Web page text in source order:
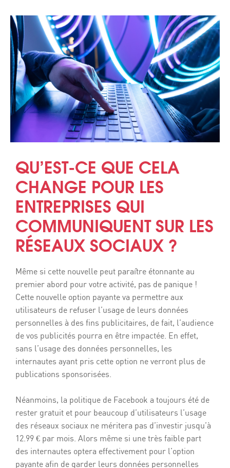
QU’EST-CE QUE CELA
CHANGE POUR LES
ENTREPRISES QUI
COMMUNIQUENT SUR LES
RÉSEAUX SOCIAUX ?
Même si cette nouvelle peut paraître étonnante au
premier abord pour votre activité, pas de panique !
Cette nouvelle option payante va permettre aux
utilisateurs de refuser l’usage de leurs données
personnelles à des fins publicitaires, de fait, l’audience
de vos publicités pourra en être impactée. En effet,
sans l’usage des données personnelles, les
internautes ayant pris cette option ne verront plus de
publications sponsorisées.
Néanmoins, la politique de Facebook a toujours été de
rester gratuit et pour beaucoup d’utilisateurs l’usage
des réseaux sociaux ne méritera pas d’investir jusqu’à
12.99 € par mois. Alors même si une très faible part
des internautes optera effectivement pour l’option
payante afin de garder leurs données personnelles